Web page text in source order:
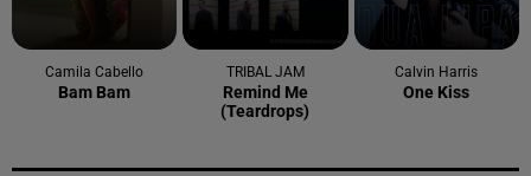
Camila Cabello
Bam Bam
TRIBAL JAM
Remind Me
(teardrops)
Calvin Harris
One Kiss